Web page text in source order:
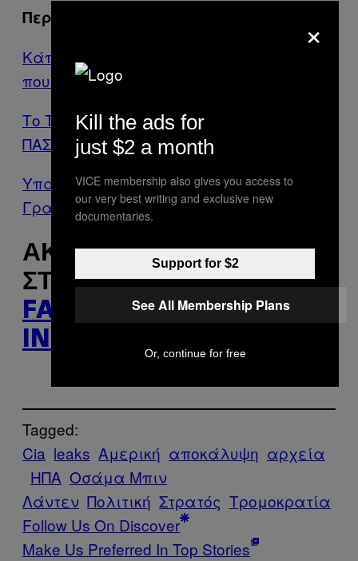
Περισσότερα από το VICE
Κάποτε στην Αθήνα Υπήρχε Ένα Μπαρ
που Έριχνε Ναρκωτικά στα Ποτά
Το Τέλος του Άκη, του Μεγαλύτερου
ΠΑΣΟΚτζή που Γνώρισε η Ελλάδα
Υπάρχει Λόγος που οι Γυναίκες στo
Γραφείo Παραπονιούνται ότι Κρυώνουν
ΑΚΟΛΟΥΘΉΣΤΕ ΤΟ VICE
ΣΤΟTWITTER,
FACEBOOKΚΑΙ
INSTAGRAM
Tagged:
Cia leaks Αμερική αποκάλυψη αρχεία
ΗΠΑ Οσάμα Μπιν
Λάντεν Πολιτική Στρατός Τρομοκρατία
Follow Us On Discover
Make Us Preferred In Top Stories
×
Kill the ads for
just $2 a month
VICE membership also gives you access to
our very best writing and exclusive new
documentaries.
Support for $2
See All Membership Plans
Or, continue for free